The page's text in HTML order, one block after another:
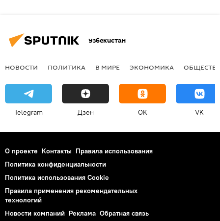
Узбекистан
НОВОСТИ ПОЛИТИКА В МИРЕ ЭКОНОМИКА
Telegram Дзен OK VK
О проекте Контакты Правила использования
Политика конфиденциальности
Политика использования Cookie
Правила применения рекомендательных
технологий
Новости компаний Реклама Обратная связь